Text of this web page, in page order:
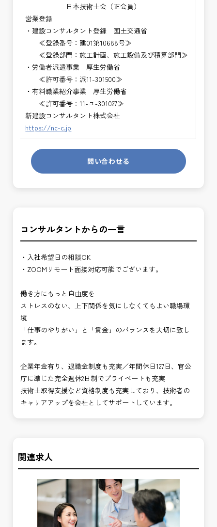
日本技術士会（正会員）
営業登録
・建設コンサルタント登録 国土交通省
≪登録番号：建01第10688号≫
≪登録部門：施工計画、施工設備及び積算部門≫
・労働者派遣事業 厚生労働省
≪許可番号：派11-301500≫
・有料職業紹介事業 厚生労働省
≪許可番号：11-ユ-301027≫
新建設コンサルタント株式会社
https://nc-c.jp
問い合わせる
コンサルタントからの一言
・入社希望日の相談OK
・ZOOMリモート面接対応可能でございます。
働き方にもっと自由度を
ストレスのない、上下関係を気にしなくてもよい職場環
境
「仕事のやりがい」と「賃金」のバランスを大切に致し
ます。
企業年金有り、退職金制度も充実／年間休日127日、官公
庁に準じた完全週休2日制でプライベートも充実
技術士取得支援など資格制度も充実しており、技術者の
キャリアアップを会社としてサポートしています。
関連求人